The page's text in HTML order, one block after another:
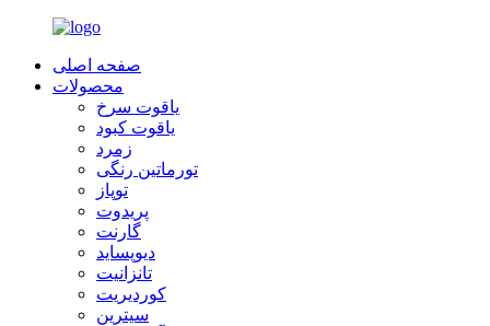
صفحه اصلی
محصولات
یاقوت سرخ
یاقوت کبود
زمرد
تورماتین رنگی
توپاز
پریدوت
گارنت
دیوپساید
تانزانیت
کوردیریت
سیترین